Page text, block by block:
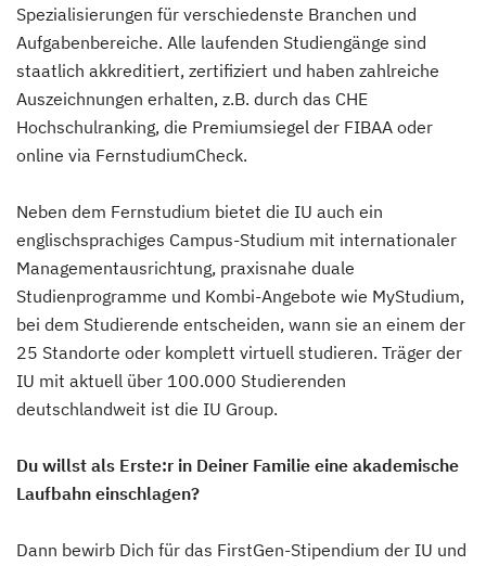
Spezialisierungen für verschiedenste Branchen und
Aufgabenbereiche. Alle laufenden Studiengänge sind
staatlich akkreditiert, zertifiziert und haben zahlreiche
Auszeichnungen erhalten, z.B. durch das CHE
Hochschulranking, die Premiumsiegel der FIBAA oder
online via FernstudiumCheck.
Neben dem Fernstudium bietet die IU auch ein
englischsprachiges Campus-Studium mit internationaler
Managementausrichtung, praxisnahe duale
Studienprogramme und Kombi-Angebote wie MyStudium,
bei dem Studierende entscheiden, wann sie an einem der
25 Standorte oder komplett virtuell studieren. Träger der
IU mit aktuell über 100.000 Studierenden
deutschlandweit ist die IU Group.
Du willst als Erste:r in Deiner Familie eine akademische
Laufbahn einschlagen?
Dann bewirb Dich für das FirstGen-Stipendium der IU und